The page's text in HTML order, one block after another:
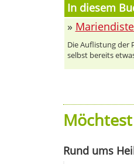
In diesem
»
Die Auflistung der
selbst bereits
Rund ums